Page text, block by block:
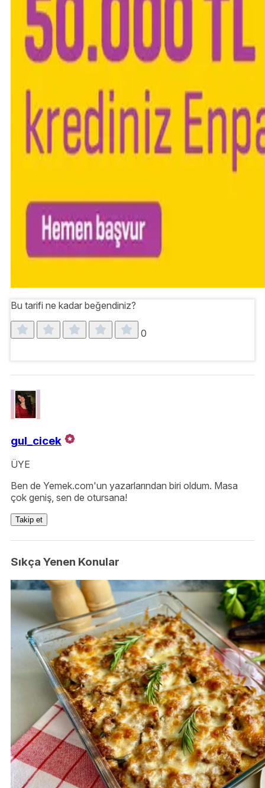
Bu tarifi ne kadar beğendiniz?
0
gul_cicek
ÜYE
Ben de Yemek.com'un yazarlarından biri oldum. Masa
çok geniş, sen de otursana!
Takip et
Sıkça Yenen Konular